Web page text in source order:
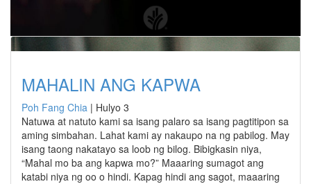
MAHALIN ANG KAPWA
Poh Fang Chia | Hulyo 3
Natuwa at natuto kami sa isang palaro sa isang pagtitipon sa
aming simbahan. Lahat kami ay nakaupo na ng pabilog. May
isang taong nakatayo sa loob ng bilog. Bibigkasin niya,
“Mahal mo ba ang kapwa mo?” Maaaring sumagot ang
katabi niya ng oo o hindi. Kapag hindi ang sagot, maaaring